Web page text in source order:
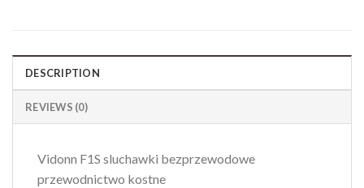
DESCRIPTION
REVIEWS (0)
Vidonn F1S sluchawki bezprzewodowe
przewodnictwo kostne